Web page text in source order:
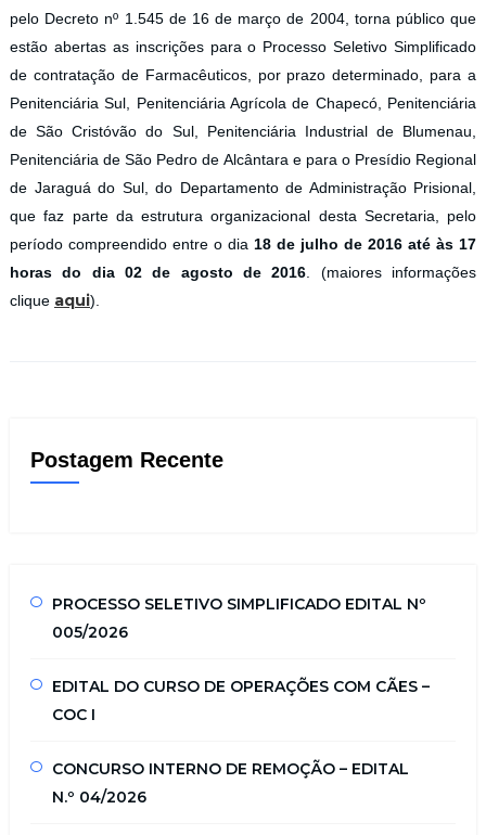
pelo Decreto nº 1.545 de 16 de março de 2004, torna público que
estão abertas as inscrições para o Processo Seletivo Simplificado
de contratação de Farmacêuticos, por prazo determinado, para a
Penitenciária Sul, Penitenciária Agrícola de Chapecó, Penitenciária
de São Cristóvão do Sul, Penitenciária Industrial de Blumenau,
Penitenciária de São Pedro de Alcântara e para o Presídio Regional
de Jaraguá do Sul, do Departamento de Administração Prisional,
que faz parte da estrutura organizacional desta Secretaria, pelo
período compreendido entre o dia 18 de julho de 2016 até às 17
horas do dia 02 de agosto de 2016
(maiores informações
clique aqui).
Postagem Recente
PROCESSO SELETIVO SIMPLIFICADO EDITAL Nº
005/2026
EDITAL DO CURSO DE OPERAÇÕES COM CÃES –
COC I
CONCURSO INTERNO DE REMOÇÃO – EDITAL
N.º 04/2026